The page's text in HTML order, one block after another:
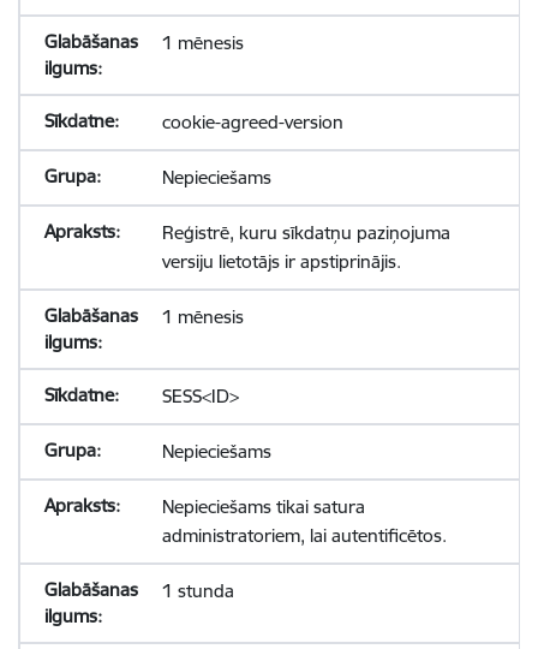
1 mēnesis
cookie-agreed-version
Nepieciešams
Reģistrē, kuru sīkdatņu paziņojuma
versiju lietotājs ir apstiprinājis.
1 mēnesis
SESS<ID>
Nepieciešams
Nepieciešams tikai satura
administratoriem, lai autentificētos.
1 stunda